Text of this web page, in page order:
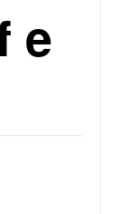
e